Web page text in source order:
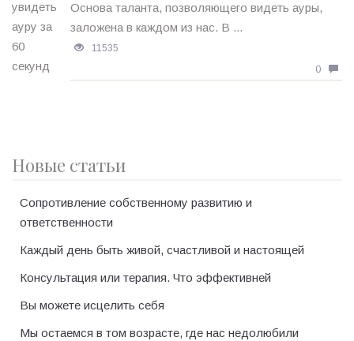
Основа таланта, позволяющего видеть ауры,
заложена в каждом из нас. В ...
11535
0
Новые статьи
Сопротивление собственному развитию и
ответственности
Каждый день быть живой, счастливой и настоящей
Консультация или терапия. Что эффективней
Вы можете исцелить себя
Мы остаемся в том возрасте, где нас недолюбили